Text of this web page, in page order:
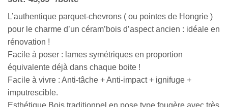
L’authentique parquet-chevrons ( ou pointes de Hongrie )
pour le charme d’un céram’bois d’aspect ancien : idéale en
rénovation !
Facile à poser : lames symétriques en proportion
équivalente déjà dans chaque boite !
Facile à vivre : Anti-tâche + Anti-impact + ignifuge +
imputrescible.
Esthétique Bois traditionnel en pose type fougère avec très